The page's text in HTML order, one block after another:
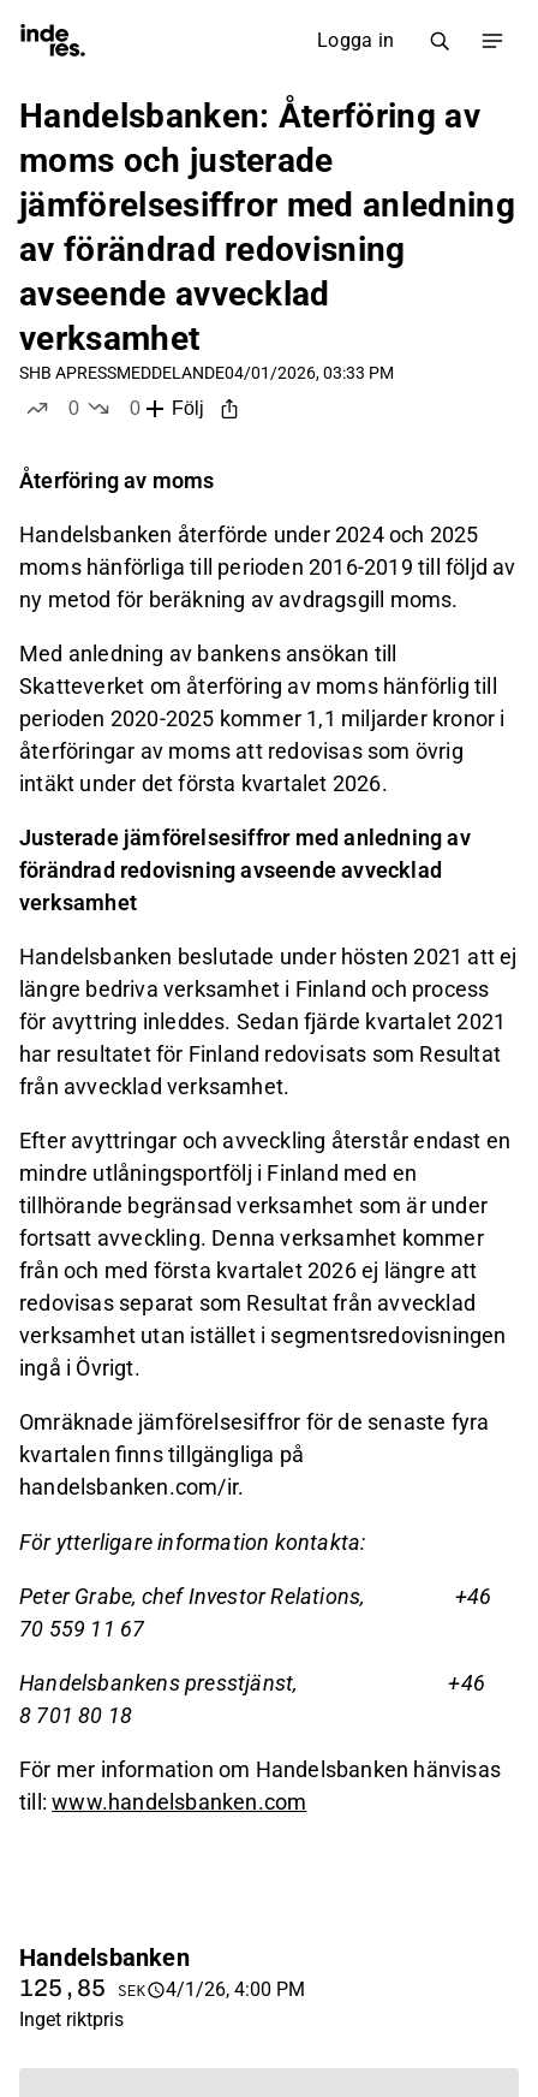
Logga in
Handelsbanken: Återföring av
moms och justerade
jämförelsesiffror med anledning
av förändrad redovisning
avseende avvecklad
verksamhet
SHB APRESSMEDDELANDE04/01/2026, 03:33 PM
0
0
Följ
Återföring av moms
Handelsbanken återförde under 2024 och 2025
moms hänförliga till perioden 2016-2019 till följd av
ny metod för beräkning av avdragsgill moms.
Med anledning av bankens ansökan till
Skatteverket om återföring av moms hänförlig till
perioden 2020-2025 kommer 1,1 miljarder kronor i
återföringar av moms att redovisas som övrig
intäkt under det första kvartalet 2026.
Justerade jämförelsesiffror med anledning av
förändrad redovisning avseende avvecklad
verksamhet
Handelsbanken beslutade under hösten 2021 att ej
längre bedriva verksamhet i Finland och process
för avyttring inleddes. Sedan fjärde kvartalet 2021
har resultatet för Finland redovisats som Resultat
från avvecklad verksamhet.
Efter avyttringar och avveckling återstår endast en
mindre utlåningsportfölj i Finland med en
tillhörande begränsad verksamhet som är under
fortsatt avveckling. Denna verksamhet kommer
från och med första kvartalet 2026 ej längre att
redovisas separat som Resultat från avvecklad
verksamhet utan istället i segmentsredovisningen
ingå i Övrigt.
Omräknade jämförelsesiffror för de senaste fyra
kvartalen finns tillgängliga på
handelsbanken.com/ir.
För ytterligare information kontakta:
Peter Grabe, chef Investor Relations, +46
70 559 11 67
Handelsbankens presstjänst, +46
8 701 80 18
För mer information om Handelsbanken hänvisas
till:www.handelsbanken.com
Handelsbanken
125,85 SEK
4/1/26, 4:00 PM
Inget riktpris